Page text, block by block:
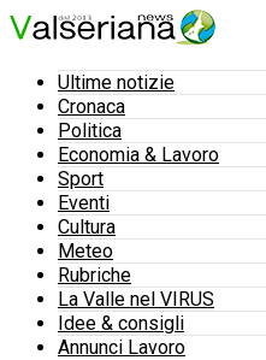
Ultime notizie
Cronaca
Politica
Economia & Lavoro
Sport
Eventi
Cultura
Meteo
Rubriche
La Valle nel VIRUS
Idee & consigli
Annunci Lavoro